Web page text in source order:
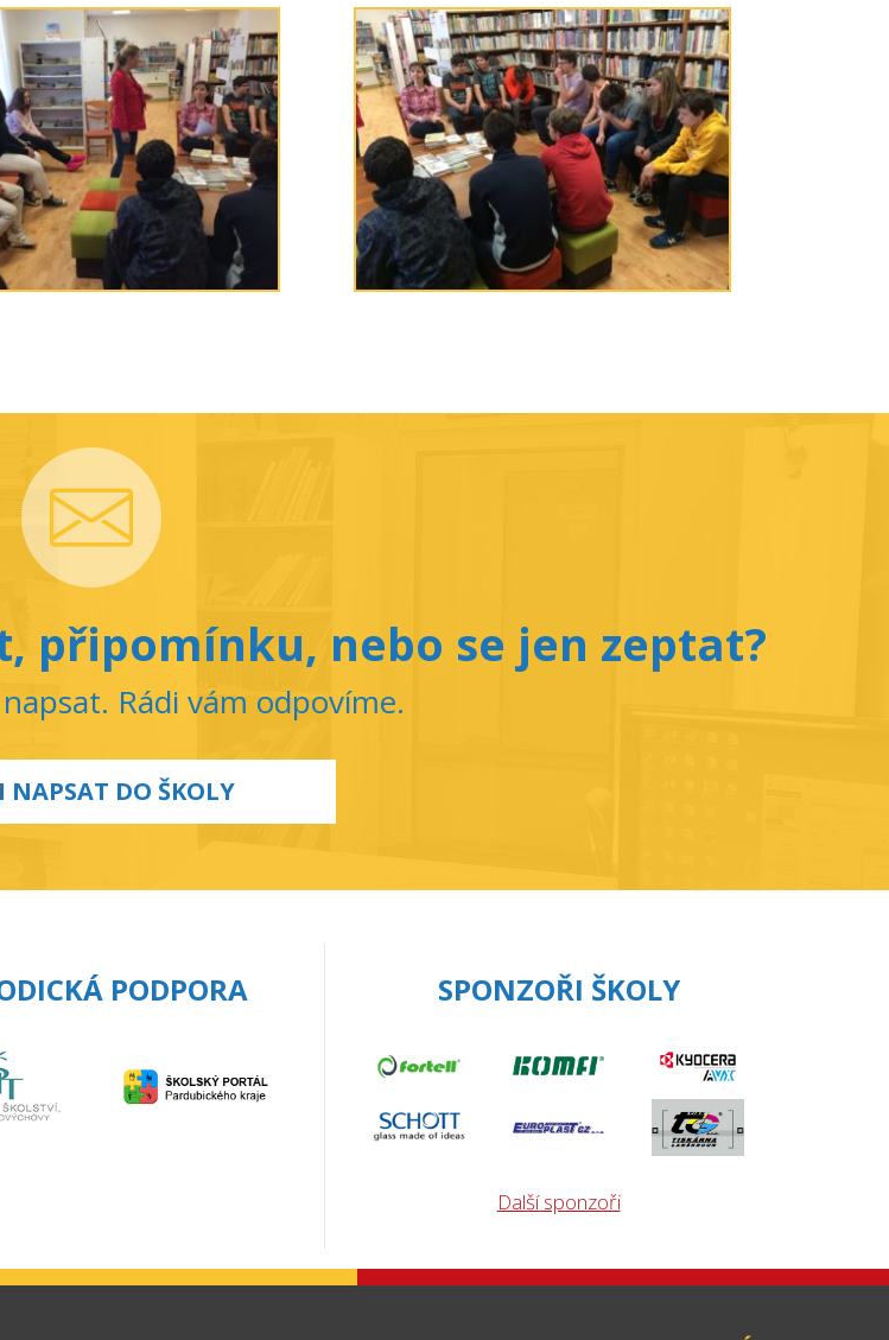
připomínku, nebo se jen zeptat?
Rádi vám odpovíme.
NAPSAT DO ŠKOLY
PODPORA SPONZOŘI ŠKOLY
Další sponzoři